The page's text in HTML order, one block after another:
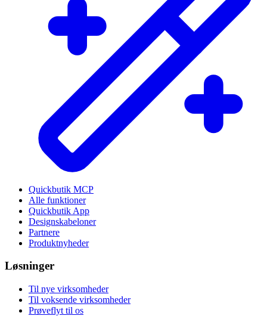
Quickbutik MCP
Alle funktioner
Quickbutik App
Designskabeloner
Partnere
Produktnyheder
Løsninger
Til nye virksomheder
Til voksende virksomheder
Prøveflyt til os